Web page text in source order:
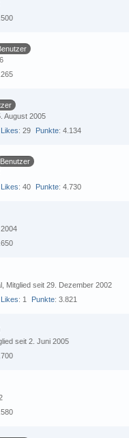
August 2005
29 Punkte 4.134
Benutzer
40 Punkte 4.730
Mitglied seit 29. Dezember 2002
1 Punkte 3.821
seit 2. Juni 2005